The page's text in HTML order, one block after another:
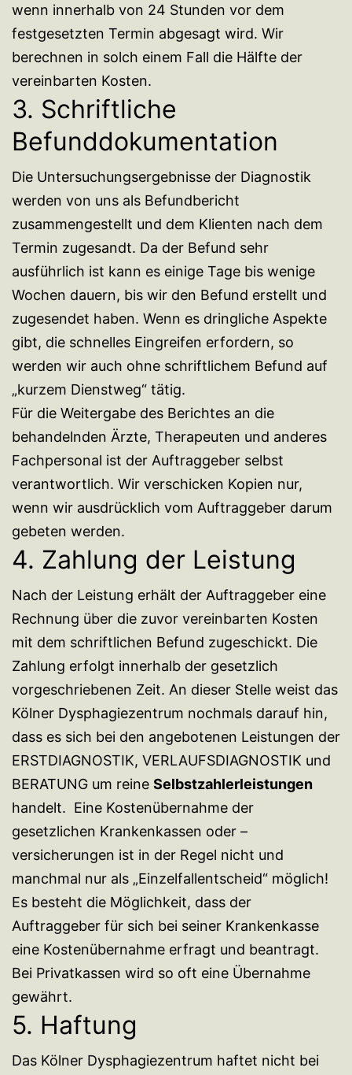
wenn innerhalb von 24 Stunden vor dem
festgesetzten Termin abgesagt wird. Wir
berechnen in solch einem Fall die Hälfte der
vereinbarten Kosten.
3. Schriftliche
Befunddokumentation
Die Untersuchungsergebnisse der Diagnostik
werden von uns als Befundbericht
zusammengestellt und dem Klienten nach dem
Termin zugesandt. Da der Befund sehr
ausführlich ist kann es einige Tage bis wenige
Wochen dauern, bis wir den Befund erstellt und
zugesendet haben. Wenn es dringliche Aspekte
gibt, die schnelles Eingreifen erfordern, so
werden wir auch ohne schriftlichem Befund auf
„kurzem Dienstweg“ tätig.
Für die Weitergabe des Berichtes an die
behandelnden Ärzte, Therapeuten und anderes
Fachpersonal ist der Auftraggeber selbst
verantwortlich. Wir verschicken Kopien nur,
wenn wir ausdrücklich vom Auftraggeber darum
gebeten werden.
4. Zahlung der Leistung
Nach der Leistung erhält der Auftraggeber eine
Rechnung über die zuvor vereinbarten Kosten
mit dem schriftlichen Befund zugeschickt. Die
Zahlung erfolgt innerhalb der gesetzlich
vorgeschriebenen Zeit. An dieser Stelle weist das
Kölner Dysphagiezentrum nochmals darauf hin,
dass es sich bei den angebotenen Leistungen der
ERSTDIAGNOSTIK, VERLAUFSDIAGNOSTIK und
BERATUNG um reine Selbstzahlerleistungen
handelt. Eine Kostenübernahme der
gesetzlichen Krankenkassen oder –
versicherungen ist in der Regel nicht und
manchmal nur als „Einzelfallentscheid“ möglich!
Es besteht die Möglichkeit, dass der
Auftraggeber für sich bei seiner Krankenkasse
eine Kostenübernahme erfragt und beantragt.
Bei Privatkassen wird so oft eine Übernahme
gewährt.
5. Haftung
Das Kölner Dysphagiezentrum haftet nicht bei